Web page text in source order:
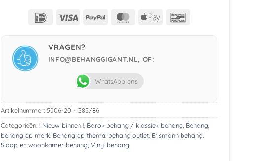
IDeal Visa PayPal MasterCard
Apple
VRAGEN?
INFO@BEHANGGIGANT.NL, OF:
WhatsApp ons
Artikelnummer: 5006-20 - G85/86
Categorieën: ! Nieuw binnen !, Barok behang / klassiek behang Behang
behang op merk Behang op thema behang outlet, Erismann behang
Slaap en woonkamer behang Vinyl behang